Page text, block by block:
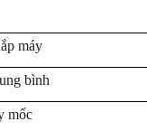
máy
bình
mốc